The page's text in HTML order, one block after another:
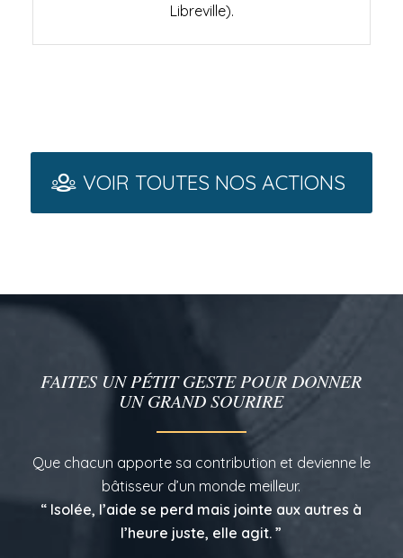
Libreville).
VOIR TOUTES NOS ACTIONS
FAITES UN PÉTIT GESTE POUR DONNER
UN GRAND SOURIRE
Que chacun apporte sa contribution et devienne le
bâtisseur d’un monde meilleur.
“ Isolée, l’aide se perd mais jointe aux autres à
l’heure juste, elle agit. ”